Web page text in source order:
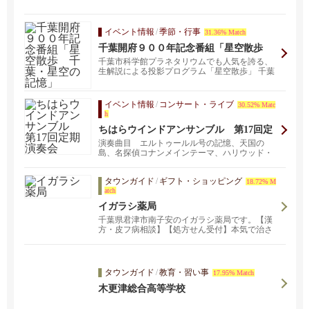
イベント情報 /季節・行事 31.36% Match
千葉開府９００年記念番組「星空散歩
千葉・星空の記憶」
千葉市科学館プラネタリウムでも人気を誇る、
生解説による投影プログラム「星空散歩」 千葉
イベント情報 / コンサート・ライブ 30.52% Matc
h
ちはらウインドアンサンブル 第17回定
期演奏会
演奏曲目 エルトゥールル号の記憶、天国の
島、名探偵コナンメインテーマ、ハリウッド・
タウンガイド / ギフト・ショッピング
18.72% M
atch
イガラシ薬局
千葉県君津市南子安のイガラシ薬局です。【漢
方・皮フ病相談】【処方せん受付】本気で治さ
タウンガイド /教育・習い事 17.95% Match
木更津総合高等学校